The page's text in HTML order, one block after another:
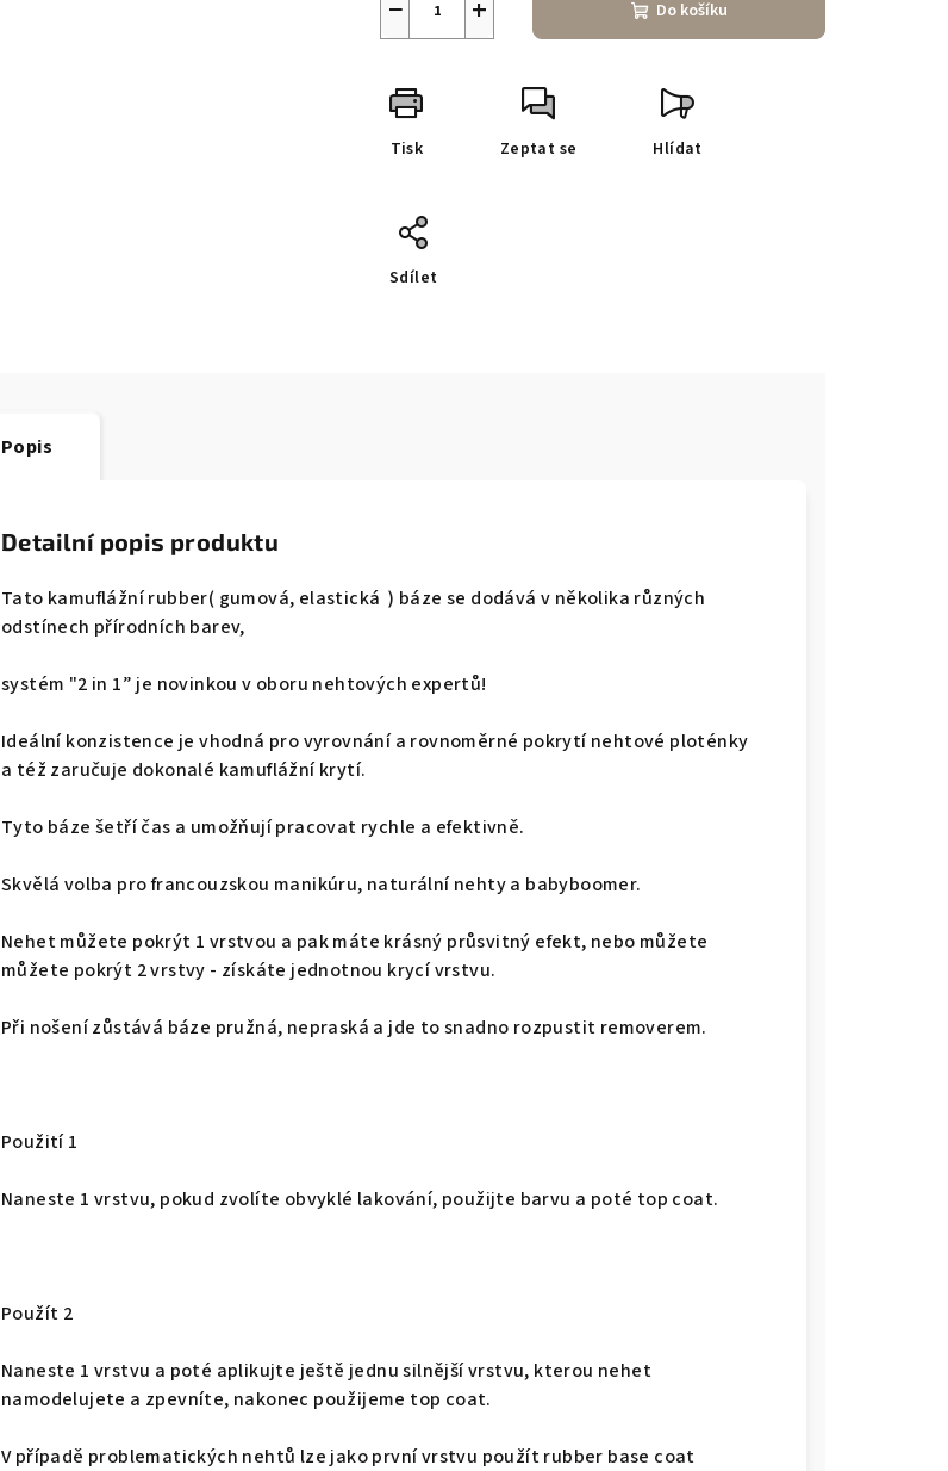
+
− Do košíku
Tisk Zeptat se Hlídat
Sdílet
Popis
Detailní popis produktu
Tato kamuflážní rubber( gumová, elastická ) báze se dodává v několika různých
odstínech přírodních barev,
systém "2 in 1” je novinkou v oboru nehtových expertů!
Ideální konzistence je vhodná pro vyrovnání a rovnoměrné pokrytí nehtové ploténky
a též zaručuje dokonalé kamuflážní krytí.
Tyto báze šetří čas a umožňují pracovat rychle a efektivně.
Skvělá volba pro francouzskou manikúru, naturální nehty a babyboomer.
Nehet můžete pokrýt 1 vrstvou a pak máte krásný průsvitný efekt, nebo můžete
můžete pokrýt 2 vrstvy - získáte jednotnou krycí vrstvu.
Při nošení zůstává báze pružná, nepraská a jde to snadno rozpustit removerem.
Použití 1
Naneste 1 vrstvu, pokud zvolíte obvyklé lakování, použijte barvu a poté top coat.
Použít 2
Naneste 1 vrstvu a poté aplikujte ještě jednu silnější vrstvu, kterou nehet
namodelujete a zpevníte, nakonec použijeme top coat.
V případě problematických nehtů lze jako první vrstvu použít rubber base coat